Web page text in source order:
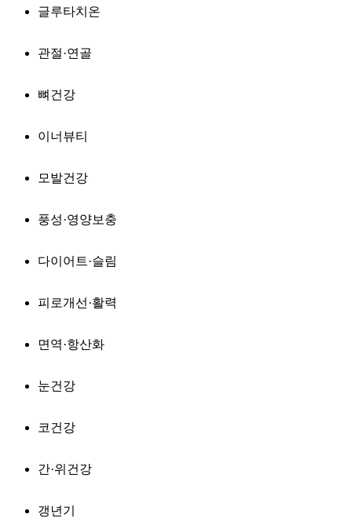
글루타치온
관절·연골
뼈건강
이너뷰티
모발건강
풍성·영양보충
다이어트·슬림
피로개선·활력
면역·항산화
눈건강
코건강
간·위건강
갱년기